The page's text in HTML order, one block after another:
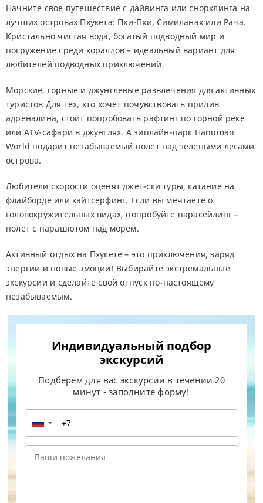
Начните свое путешествие с дайвинга или снорклинга на
лучших островах Пхукета: Пхи-Пхи, Симиланах или Рача.
Кристально чистая вода, богатый подводный мир и
погружение среди кораллов – идеальный вариант для
любителей подводных приключений.
Морские, горные и джунглевые развлечения для активных
туристов Для тех, кто хочет почувствовать прилив
адреналина, стоит попробовать рафтинг по горной реке
или ATV-сафари в джунглях. А зиплайн-парк Hanuman
World подарит незабываемый полет над зелеными лесами
острова.
Любители скорости оценят джет-ски туры, катание на
флайборде или кайтсерфинг. Если вы мечтаете о
головокружительных видах, попробуйте парасейлинг –
полет с парашютом над морем.
Активный отдых на Пхукете – это приключения, заряд
энергии и новые эмоции! Выбирайте экстремальные
экскурсии и сделайте свой отпуск по-настоящему
незабываемым.
Индивидуальный подбор
экскурсий
Подберем для вас экскурсии в течении 20
минут - заполните форму!
▼